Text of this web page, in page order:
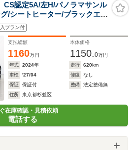
認定5A/左H/パノラマサンル
/シートヒーター/ブラックエン
ト/バング&オルフセ
ルコックピット/MMIナ
インチAW
プラン付
支払総額
1160万円
本体価格
1150.0万円
年式
2024年 走行 620km
車検
'27/04 修復
なし
保証
保証付 整備
法定整備無
住所
東京都杉並区
在庫確認・見積依頼
電話する